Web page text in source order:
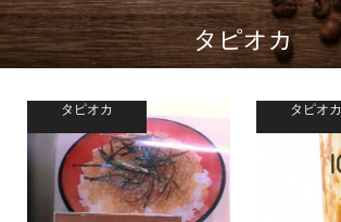
タピオカ
タピオカ タピオカ